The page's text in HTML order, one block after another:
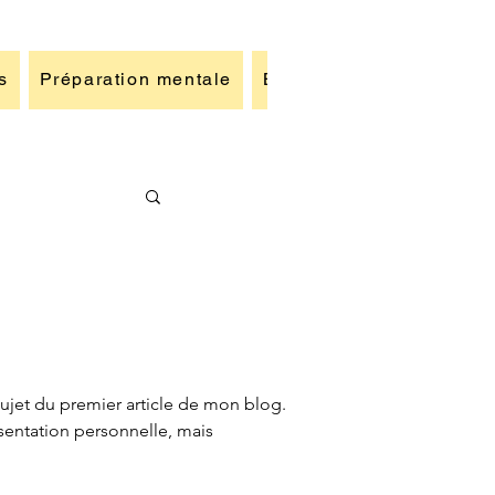
Préparation mentale Blog
du premier article de mon blog.
personnelle, mais